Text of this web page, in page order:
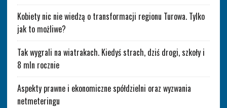
Kobiety nic nie wiedzą o transformacji regionu Turowa. Tylko
jak to możliwe?
Tak wygrali na wiatrakach. Kiedyś strach, dziś drogi, szkoły i
8 mln rocznie
Aspekty prawne i ekonomiczne spółdzielni oraz wyzwania
netmeteringu